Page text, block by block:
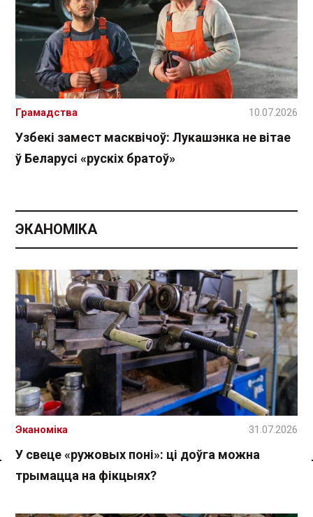
Спасылка без VPN
Узбекі замест масквічоў: Лукашэнка не вітае
ў Беларусі «рускіх братоў»
Грамадства 10.07.2026
ЭКАНОМІКА
У свеце «ружовых поні»: ці доўга можна
трымацца на фікцыях?
Эканоміка 31.07.2026